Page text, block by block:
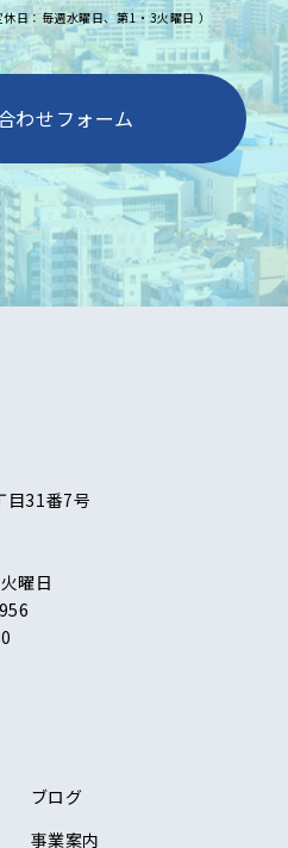
日：毎週水曜日、第1・3火曜日 ）
わせフォーム
目31番7号
曜日
ブログ
事業案内